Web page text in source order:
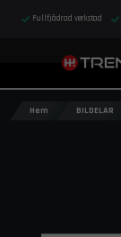
Fullfjädrad verkstad
Hem BILDELAR